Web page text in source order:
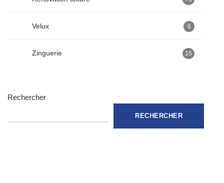
Velux 6
Zinguerie 15
Rechercher
RECHERCHER